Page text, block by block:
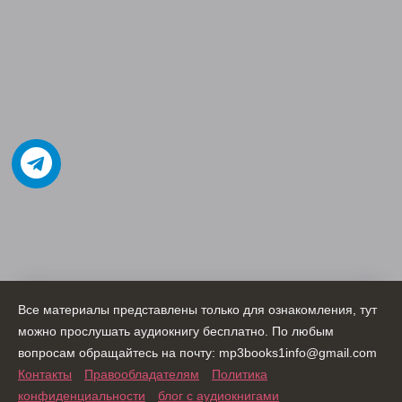
Все материалы представлены только для ознакомления, тут
можно прослушать аудиокнигу бесплатно. По любым
вопросам обращайтесь на почту: mp3books1info@gmail.com
Контакты
Правообладателям
Политика
конфиденциальности
блог с аудиокнигами